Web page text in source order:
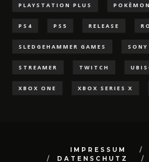
PLAYSTATION PLUS POKÈMON
PS4 PS5 RELEASE
SLEDGEHAMMER GAMES SONY
STREAMER TWITCH
XBOX ONE XBOX SERIES X
IMPRESSUM
DATENSCHUTZ